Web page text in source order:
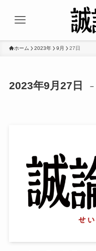
ホーム 2023年 9月 27日
2023年9月27日 –